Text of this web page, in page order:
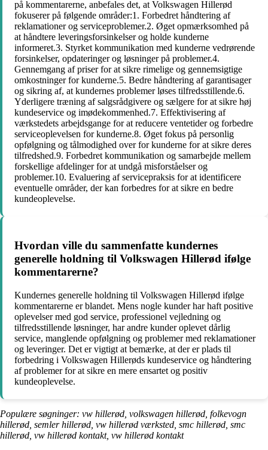
på kommentarerne, anbefales det, at Volkswagen Hillerød
fokuserer på følgende områder:1. Forbedret håndtering af
reklamationer og serviceproblemer.2. Øget opmærksomhed på
at håndtere leveringsforsinkelser og holde kunderne
informeret.3. Styrket kommunikation med kunderne vedrørende
forsinkelser, opdateringer og løsninger på problemer.4.
Gennemgang af priser for at sikre rimelige og gennemsigtige
omkostninger for kunderne.5. Bedre håndtering af garantisager
og sikring af, at kundernes problemer løses tilfredsstillende.6.
Yderligere træning af salgsrådgivere og sælgere for at sikre høj
kundeservice og imødekommenhed.7. Effektivisering af
værkstedets arbejdsgange for at reducere ventetider og forbedre
serviceoplevelsen for kunderne.8. Øget fokus på personlig
opfølgning og tålmodighed over for kunderne for at sikre deres
tilfredshed.9. Forbedret kommunikation og samarbejde mellem
forskellige afdelinger for at undgå misforståelser og
problemer.10. Evaluering af servicepraksis for at identificere
eventuelle områder, der kan forbedres for at sikre en bedre
kundeoplevelse.
Hvordan ville du sammenfatte kundernes
generelle holdning til Volkswagen Hillerød ifølge
kommentarerne?
Kundernes generelle holdning til Volkswagen Hillerød ifølge
kommentarerne er blandet. Mens nogle kunder har haft positive
oplevelser med god service, professionel vejledning og
tilfredsstillende løsninger, har andre kunder oplevet dårlig
service, manglende opfølgning og problemer med reklamationer
og leveringer. Det er vigtigt at bemærke, at der er plads til
forbedring i Volkswagen Hillerøds kundeservice og håndtering
af problemer for at sikre en mere ensartet og positiv
kundeoplevelse.
Populære søgninger: vw hillerød, volkswagen hillerød, folkevogn
hillerød, semler hillerød, vw hillerød værksted, smc hillerød, smc
hillerød, vw hillerød kontakt, vw hillerød kontakt